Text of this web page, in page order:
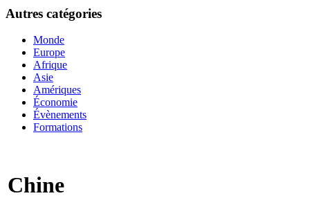
Autres catégories
Monde
Europe
Afrique
Asie
Amériques
Économie
Évènements
Formations
Chine